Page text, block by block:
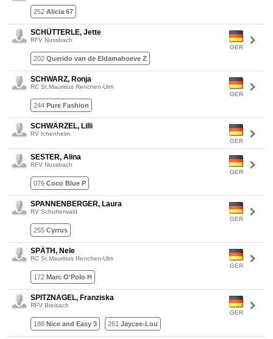
252 Alicia 67
GER
SCHÜTTERLE, Jette
RFV Nussbach
202 Querido van de Eldamahoeve Z
GER
SCHWARZ, Ronja
RC St.Mauritius Renchen-Ulm
244 Pure Fashion
GER
SCHWÄRZEL, Lilli
RV Ichenheim
GER
SESTER, Alina
RFV Nussbach
076 Coco Blue P
GER
SPANNENBERGER, Laura
RV Schutterwald
255 Cyrrus
GER
SPÄTH, Nele
RC St.Mauritius Renchen-Ulm
172 Marc O'Polo H
GER
SPITZNAGEL, Franziska
RFV Breisach
188 Nice and Easy 3 261 Jaycee-Lou